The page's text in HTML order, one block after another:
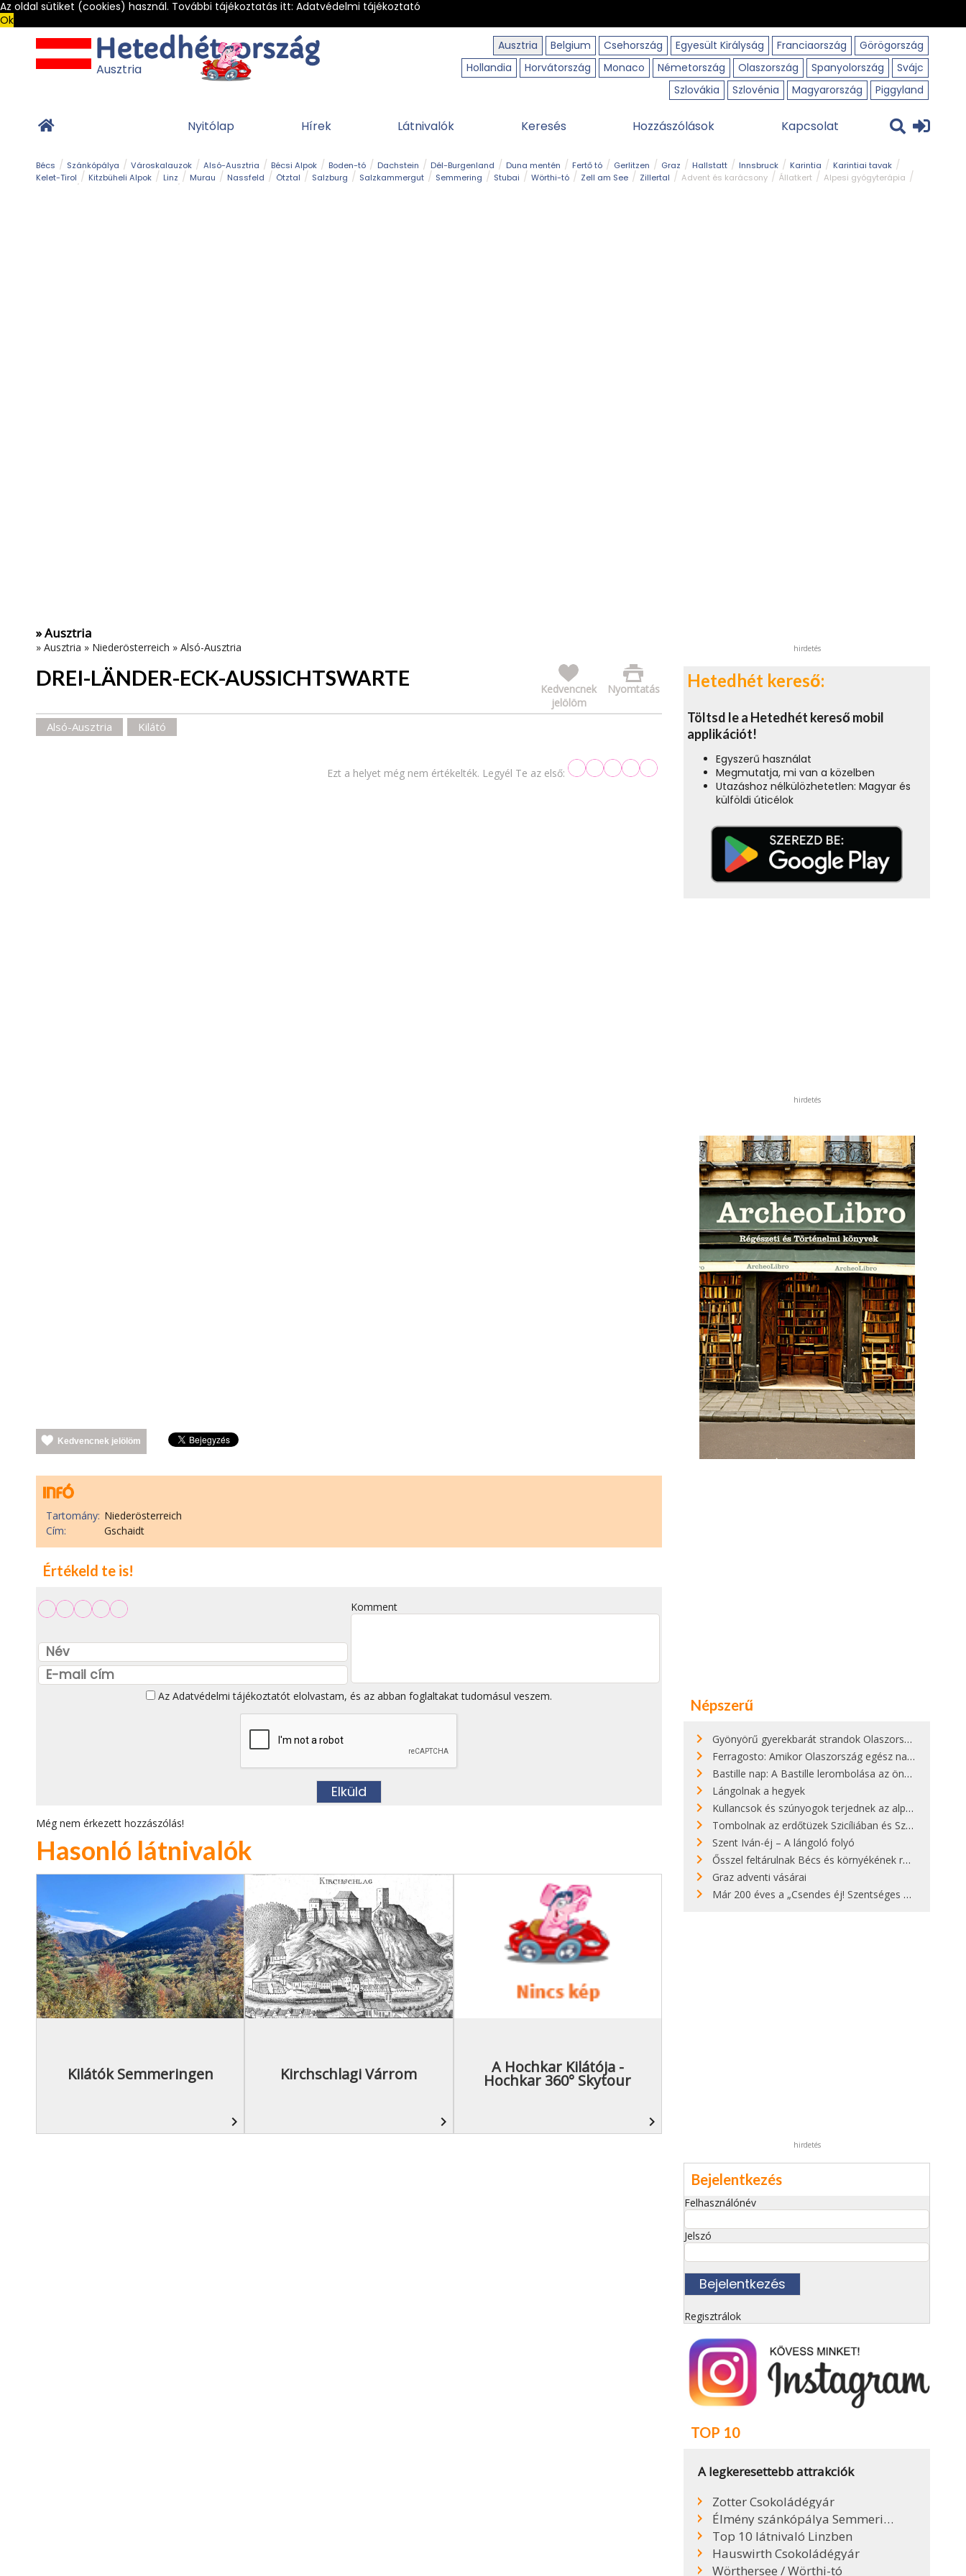
Az oldal sütiket (cookies) használ. További tájékoztatás itt: Adatvédelmi tájékoztató
Ok
Ausztria
Belgium Csehország Egyesült Királyság Franciaország
Görögország
Hollandia
Horvátország Monaco Németország Olaszország Spanyolország
Svájc
Szlovákia
Szlovénia Magyarország Piggyland
Ausztria
Nyitólap Hírek Látnivalók Keresés Hozzászólások Kapcsolat
Bécs Szánkópálya Városkalauzok Alsó-Ausztria Bécsi Alpok Boden-tó Dachstein Dél-Burgenland Duna mentén Fertő tó Gerlitzen Graz Hallstatt Innsbruck Karintia
Karintiai tavak
Kelet-Tirol
Kitzbüheli Alpok Linz Murau Nassfeld Ötztal Salzburg Salzkammergut Semmering Stubai Wörthi-tó Zell am See Zillertal Advent és karácsony Állatkert
Alpesi gyógyterápia
» Ausztria
» Ausztria » Niederösterreich » Alsó-Ausztria
DREI-LÄNDER-ECK-AUSSICHTSWARTE Nyomtatás
Kedvencnek
jelölöm
Alsó-Ausztria Kilátó
Ezt a helyet még nem értékelték. Legyél Te az első:
Kedvencnek jelölöm
Tartomány: Niederösterreich
Cím:
Gschaidt
Értékeld te is!
Komment
Az Adatvédelmi tájékoztatót elolvastam, és az abban foglaltakat tudomásul veszem.
Még nem érkezett hozzászólás!
Hasonló látnivalók
Kilátók Semmeringen
navigate_next
Kirchschlagi Várrom
navigate_next
A Hochkar Kilátója -
Hochkar 360° Skytour
navigate_next
hirdetés
Hetedhét kereső:
Töltsd le a Hetedhét kereső mobil
applikációt!
Egyszerű használat
Megmutatja, mi van a közelben
Utazáshoz nélkülözhetetlen: Magyar és
külföldi úticélok
hirdetés
Népszerű
Gyönyörű gyerekbarát strandok Olaszországban - megmutatjuk a 15 legjobbat
Ferragosto: Amikor Olaszország egész nap nyaral
Bastille nap: A Bastille lerombolása az önkényuralom végét jelentette
Lángolnak a hegyek
Kullancsok és szúnyogok terjednek az alpesi legelőkön
Tombolnak az erdőtüzek Szicíliában és Szardínián
Szent Iván-éj – A lángoló folyó
Ősszel feltárulnak Bécs és környékének rendkívüli építészeti kincsei
Graz adventi vásárai
Már 200 éves a „Csendes éj! Szentséges éj!”
hirdetés
Bejelentkezés
Felhasználónév
Jelszó
Regisztrálok
TOP 10
A legkeresettebb attrakciók
Zotter Csokoládégyár
Élmény szánkópálya Semmeringen
Top 10 látnivaló Linzben
Hauswirth Csokoládégyár
Wörthersee / Wörthi-tó